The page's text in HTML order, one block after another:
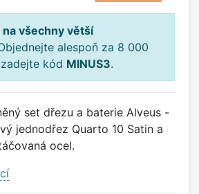
na všechny větší
alespoň za 8 000
kód MINUS3.
set dřezu a baterie Alveus -
jednodřez Quarto 10 Satin a
ocel.